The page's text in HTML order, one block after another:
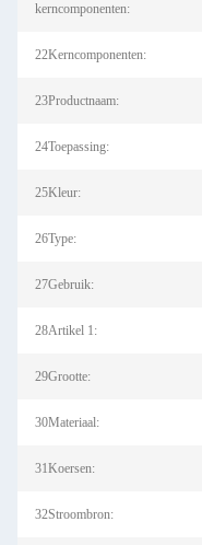
kerncomponenten:
22Kerncomponenten:
23Productnaam:
24Toepassing:
25Kleur:
26Type:
27Gebruik:
28Artikel 1:
29Grootte:
30Materiaal:
31Koersen:
32Stroombron: